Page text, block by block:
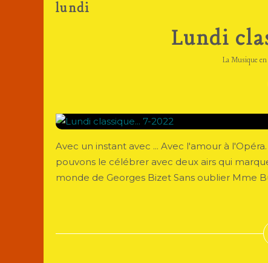
lundi
Lundi
La Musique en
Avec un instant avec ... Avec l'amour à
pouvons le célébrer avec deux airs qui
monde de Georges Bizet Sans oublier Mme